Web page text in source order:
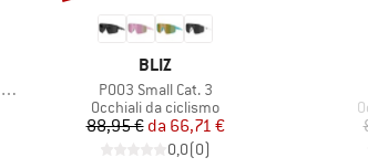
MARCHIO
BLIZ
Articolo
P003 Small Cat. 3
Gruppo di prodotti
Occhiali da ciclismo
Prezzo
88,95 € Prezzo ridotto
da 66,71 €
0,0(0)